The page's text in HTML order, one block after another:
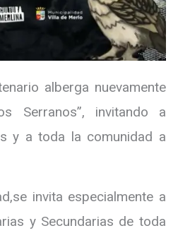
alberga nuevamente
Serranos”, invitando a
y a toda la comunidad a
invita especialmente a
y Secundarias de toda